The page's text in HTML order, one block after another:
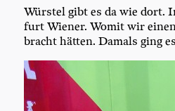
Würs­tel gibt es da wie dort.
furt Wie­ner. Womit wir
bracht hät­ten. Damals ging